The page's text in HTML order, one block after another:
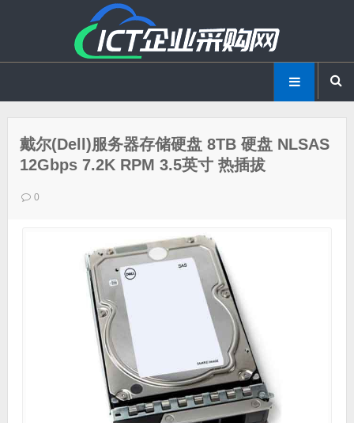
戴尔(Dell)服务器存储硬盘 8TB 硬盘 NLSAS
12Gbps 7.2K RPM 3.5英寸 热插拔
0